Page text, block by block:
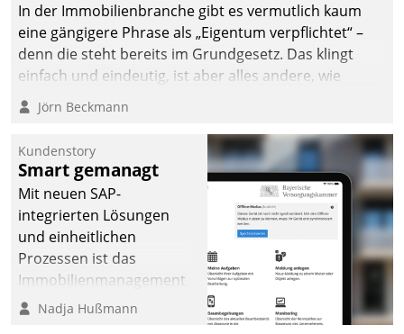
In der Immobilienbranche gibt es vermutlich kaum
eine gängigere Phrase als „Eigentum verpflichtet“ –
denn die steht bereits im Grundgesetz. Das klingt
einfach und eindeutig, ist aber alles andere, wie
Branchenbeschäftigte wissen. Denn mit der
Verantwortung folgen Verpflichtungen.
Jörn Beckmann
Kundenstory
Smart gemanagt
Mit neuen SAP-
integrierten Lösungen
und einheitlichen
Prozessen ist das
Immobilienmanagement
der Bayerischen
Nadja Hußmann